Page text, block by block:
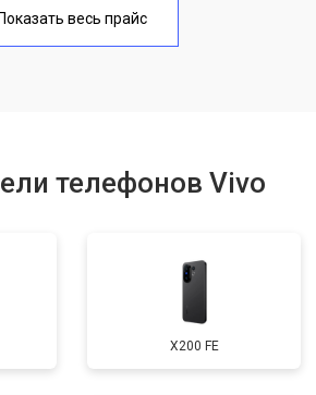
1750 ₽
Показать весь прайс
телефонов Vivo
X200 FE